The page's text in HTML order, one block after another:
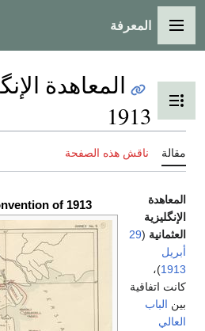
القائمة الرئيسية
المعرفة
تبديل عرض جدول المحتويات
المعاهدة
1913
مقالة ناقش هذه الصفحة
of 1913
المعاهدة
الإنگليزية
العثمانية (
29
أبريل
1913)،
كانت اتفاقية
بين الباب
العالي